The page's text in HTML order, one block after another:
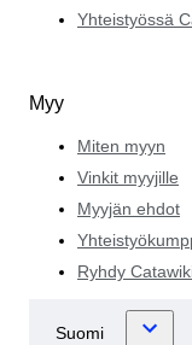
Yhteistyössä
Myy
Miten myyn
Vinkit myyjille
Myyjän ehdot
Ryhdy